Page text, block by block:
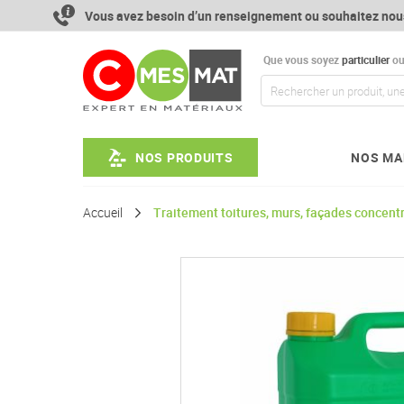
contenu
Vous avez besoin d’un renseignement ou souhaitez
Que vous soyezparticulierou
NOS PRODUITS NOS
Accueil Traitement toitures, murs, façades